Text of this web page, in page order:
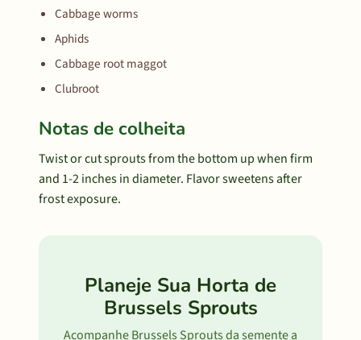
Cabbage worms
Aphids
Cabbage root maggot
Clubroot
Notas de colheita
Twist or cut sprouts from the bottom up when firm
and 1-2 inches in diameter. Flavor sweetens after
frost exposure.
Planeje Sua Horta de
Brussels Sprouts
Acompanhe Brussels Sprouts da semente a